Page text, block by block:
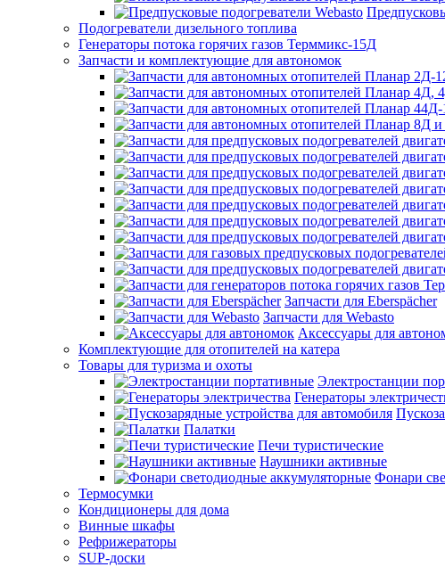
Подогреватели дизельного топлива
Генераторы потока горячих газов Терммикс-15Д
Запчасти и комплектующие для автономок
Запчасти для Eberspächer
Запчасти для Webasto
Аксессуары для
Комплектующие для отопителей на катера
Товары для туризма и охоты
Электростанции
Генераторы
Палатки
Печи туристические
Наушники активные
Фонари
Термосумки
Кондиционеры для дома
Винные шкафы
Рефрижераторы
SUP-доски